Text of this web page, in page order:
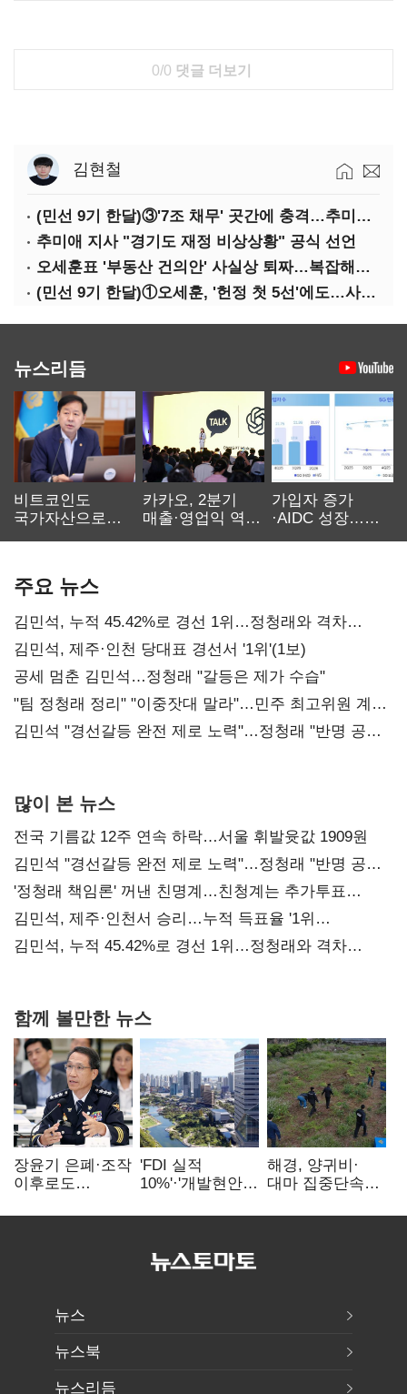
0/0 댓글 더보기
김현철
(민선 9기 한달)③'7조 채무' 곳간에 충격…추미애, 20년만에 '비상재정' 선언 승부수
추미애 지사 "경기도 재정 비상상황" 공식 선언
오세훈표 '부동산 건의안' 사실상 퇴짜…복잡해진 '재개발 31만호' 셈법
(민선 9기 한달)①오세훈, '헌정 첫 5선'에도…사법리스크·여소야대에 발목
뉴스리듬
비트코인도
국가자산으로…'
카카오, 2분기
매출·영업익 역대
가입자 증가
·AIDC 성장…
주요 뉴스
김민석, 누적 45.42%로 경선 1위…정청래와 격차
0.86%p(2보)
김민석, 제주·인천 당대표 경선서 '1위'(1보)
공세 멈춘 김민석…정청래 "갈등은 제가 수습"
"팀 정청래 정리" "이중잣대 말라"…민주 최고위원 계파
다툼 격화
김민석 "경선갈등 완전 제로 노력"…정청래 "반명 공세
많이 본 뉴스
전국 기름값 12주 연속 하락…서울 휘발윳값 1909원
김민석 "경선갈등 완전 제로 노력"…정청래 "반명 공세
사과부터"
'정청래 책임론' 꺼낸 친명계…친청계는 추가투표
때리기
김민석, 제주·인천서 승리…누적 득표율 '1위
탈환'(종합)
김민석, 누적 45.42%로 경선 1위…정청래와 격차
함께 볼만한 뉴스
장윤기 은폐·조작
이후로도
내부비위…경찰
'FDI 실적
10%'·'개발현안
인천경제청장
해경, 양귀비·
대마 집중단속…
249명 검거
뉴스
뉴스북
뉴스리듬